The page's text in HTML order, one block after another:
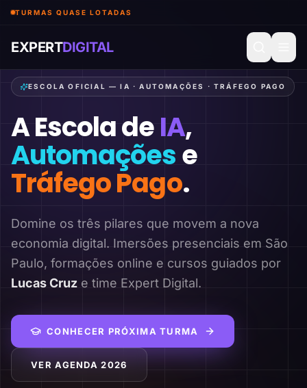
TURMAS QUASE LOTADAS
EXPERTDIGITAL
ESCOLA OFICIAL — IA · AUTOMAÇÕES · TRÁFEGO PAGO
A Escola deIA,
Automaçõese
Tráfego Pago.
Domine os três pilares que movem a nova
economia digital. Imersões presenciais em São
Paulo, formações online e cursos guiados por
Lucas Cruz e time Expert Digital.
CONHECER PRÓXIMA TURMA
VER AGENDA 2026